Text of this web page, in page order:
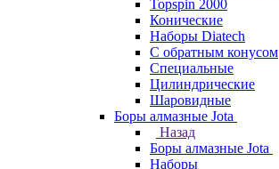
Topspin 2000
Конические
Наборы Diatech
С обратным конусом
Специальные
Цилиндрические
Шаровидные
Боры алмазные Jota
Назад
Боры алмазные Jota
Наборы